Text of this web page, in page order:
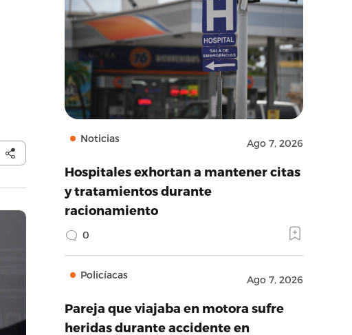
Noticias Ago 7, 2026
Hospitales exhortan a mantener citas
y tratamientos durante
racionamiento
0
Policíacas Ago 7, 2026
Pareja que viajaba en motora sufre
heridas durante accidente en